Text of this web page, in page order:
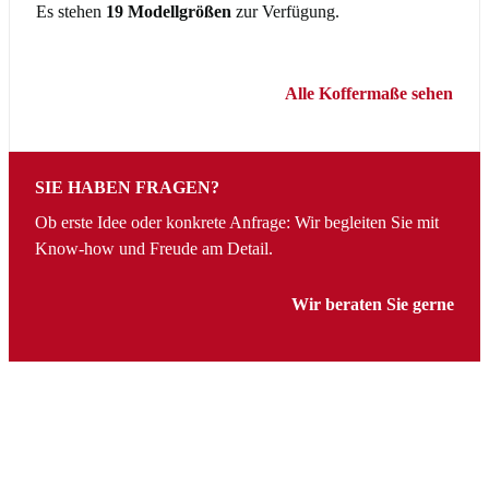
Es stehen 19 Modellgrößen zur Verfügung.
Alle Koffermaße sehen
SIE HABEN FRAGEN?
Ob erste Idee oder konkrete Anfrage: Wir begleiten Sie mit
Know-how und Freude am Detail.
Wir beraten Sie gerne